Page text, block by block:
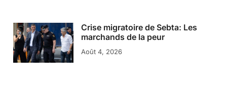
Crise migratoire de Sebta: Les
marchands de la peur
Août 4, 2026